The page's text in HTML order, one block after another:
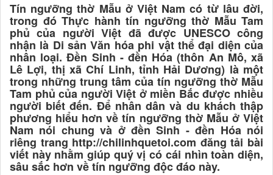
Tín ngưỡng thờ Mẫu ở Việt Nam có từ lâu đời,
trong đó Thực hành tín ngưỡng thờ Mẫu Tam
phủ của người Việt đã được UNESCO công
nhận là Di sản Văn hóa phi vật thể đại diện của
nhân loại. Đền Sinh - đền Hóa (thôn An Mô, xã
Lê Lợi, thị xã Chí Linh, tỉnh Hải Dương) là một
trong những trung tâm của tín ngưỡng thờ Mẫu
Tam phủ của người Việt ở miền Bắc được nhiều
người biết đến. Để nhân dân và du khách thập
phương hiểu hơn về tín ngưỡng thờ Mẫu ở Việt
Nam nói chung và ở đền Sinh - đền Hóa nói
riêng trang http://chilinhquetoi.com đăng tải bài
viết này nhằm giúp quý vị có cái nhìn toàn diện,
sâu sắc hơn về tín ngưỡng độc đáo này.